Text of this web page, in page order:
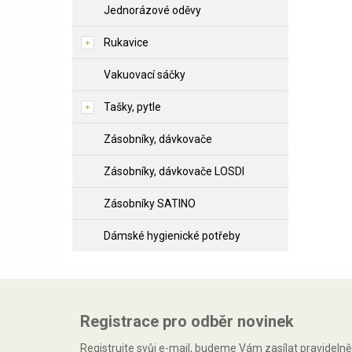
Jednorázové oděvy
Rukavice
Vakuovací sáčky
Tašky, pytle
Zásobníky, dávkovače
Zásobníky, dávkovače LOSDI
Zásobníky SATINO
Dámské hygienické potřeby
Registrace pro odběr novinek
Registrujte svůj e-mail, budeme Vám zasílat